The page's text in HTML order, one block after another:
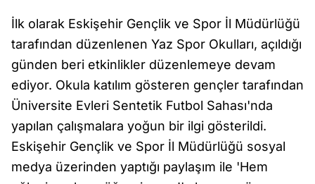
İlk olarak Eskişehir Gençlik ve Spor İl Müdürlüğü
tarafından düzenlenen Yaz Spor Okulları, açıldığı
günden beri etkinlikler düzenlemeye devam
ediyor. Okula katılım gösteren gençler tarafından
Üniversite Evleri Sentetik Futbol Sahası'nda
yapılan çalışmalara yoğun bir ilgi gösterildi.
Eskişehir Gençlik ve Spor İl Müdürlüğü sosyal
medya üzerinden yaptığı paylaşım ile 'Hem